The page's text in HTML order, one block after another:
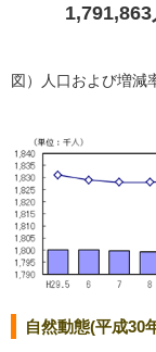
1,791,863
図）人口および増減
自然動態(平成30